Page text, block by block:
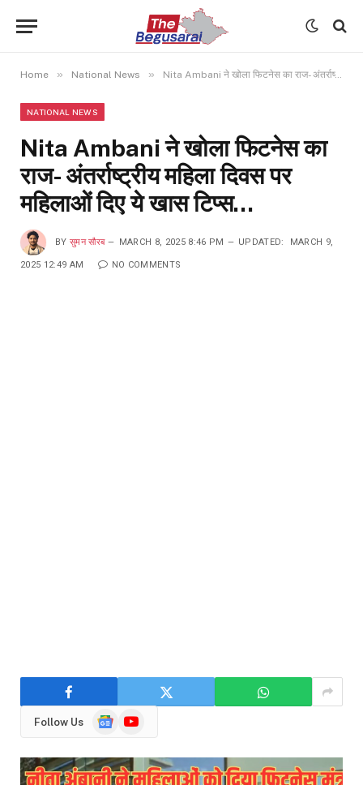
Home » National News » Nita Ambani ने खोला फिटनेस का राज- अंतर्राष्ट्रीय महिला दिवस पर महिलाओं दिए ये खास टिप्स…
NATIONAL NEWS
Nita Ambani ने खोला फिटनेस का
राज- अंतर्राष्ट्रीय महिला दिवस पर
महिलाओं दिए ये खास टिप्स…
BY सुमन सौरब MARCH 8, 2025 8:46 PM UPDATED: MARCH 9,
2025 12:49 AM NO COMMENTS
Follow Us
GoogleYouTube